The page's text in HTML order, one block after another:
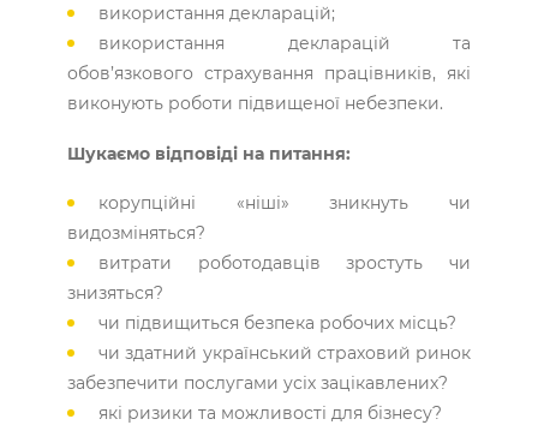
використання декларацій;
використання декларацій та
обов’язкового страхування працівників, які
виконують роботи підвищеної небезпеки.
Шукаємо відповіді на питання:
корупційні «ніші» зникнуть чи
видозміняться?
витрати роботодавців зростуть чи
знизяться?
чи підвищиться безпека робочих місць?
чи здатний український страховий ринок
забезпечити послугами усіх зацікавлених?
які ризики та можливості для бізнесу?